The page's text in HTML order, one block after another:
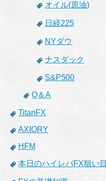
オイル(原油)
日経225
NYダウ
ナスダック
S&P500
Q＆A
TitanFX
AXIORY
HFM
本日のハイレバFX狙い目